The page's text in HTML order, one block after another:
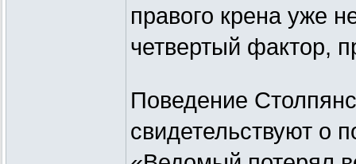
правого крена уже
четвертый фактор,
Поведение
свидетельствуют о